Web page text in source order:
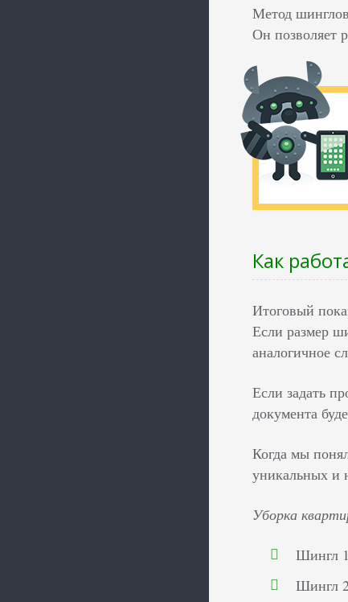
Метод
Он позволяет
Как
Итоговый
Если размер
аналогичное
Если задать
документа
Когда мы
уникальных и
Уборка
Шингл
Шингл